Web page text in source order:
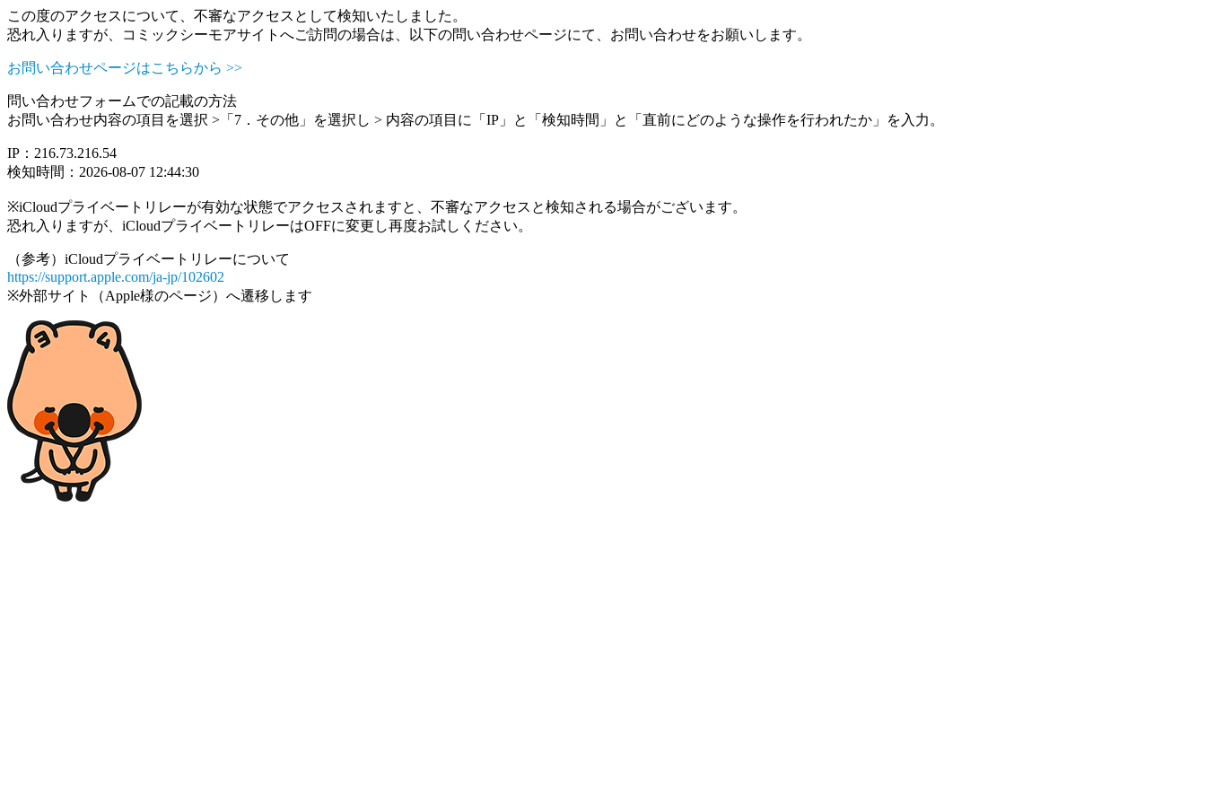
この度のアクセスについて、不審なアクセスとして検知いたしました。
恐れ入りますが、コミックシーモアサイトへご訪問の場合は、以下の問い合わせページにて、お問い合わせをお願いします。
お問い合わせページはこちらから >>
問い合わせフォームでの記載の方法
お問い合わせ内容の項目を選択 >「7．その他」を選択し > 内容の項目に「IP」と「検知時間」と「直前にどのような操作を行われたか」を入力。
IP：216.73.216.54
検知時間：2026-08-07 12:44:30
※iCloudプライベートリレーが有効な状態でアクセスされますと、不審なアクセスと検知される場合がございます。
恐れ入りますが、iCloudプライベートリレーはOFFに変更し再度お試しください。
（参考）iCloudプライベートリレーについて
https://support.apple.com/ja-jp/102602
※外部サイト（Apple様のページ）へ遷移します